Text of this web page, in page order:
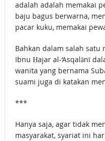
adalah adalah memakai
baju bagus berwarna,
pacar kuku, memakai
Bahkan dalam salah satu
Ibnu Ḥajar al-‘Asqalānī
wanita yang bernama
suami juga di katakan
***
Hanya saja, agar tidak
masyarakat, syariat ini